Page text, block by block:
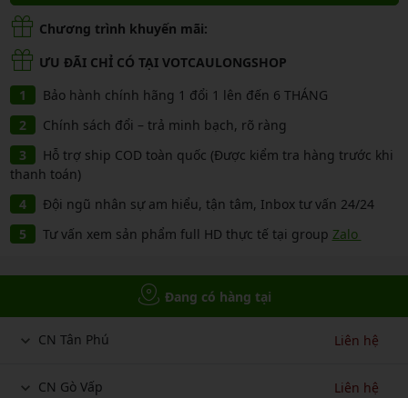
Chương trình khuyến mãi:
ƯU ĐÃI CHỈ CÓ TẠI VOTCAULONGSHOP
Bảo hành chính hãng 1 đổi 1 lên đến 6 THÁNG
Chính sách đổi – trả minh bạch, rõ ràng
Hỗ trợ ship COD toàn quốc (Được kiểm tra hàng trước khi
thanh toán)
Đội ngũ nhân sự am hiểu, tận tâm, Inbox tư vấn 24/24
Tư vấn xem sản phẩm full HD thực tế tại group Zalo
Đang có hàng tại
CN Tân Phú Liên hệ
CN Gò Vấp Liên hệ